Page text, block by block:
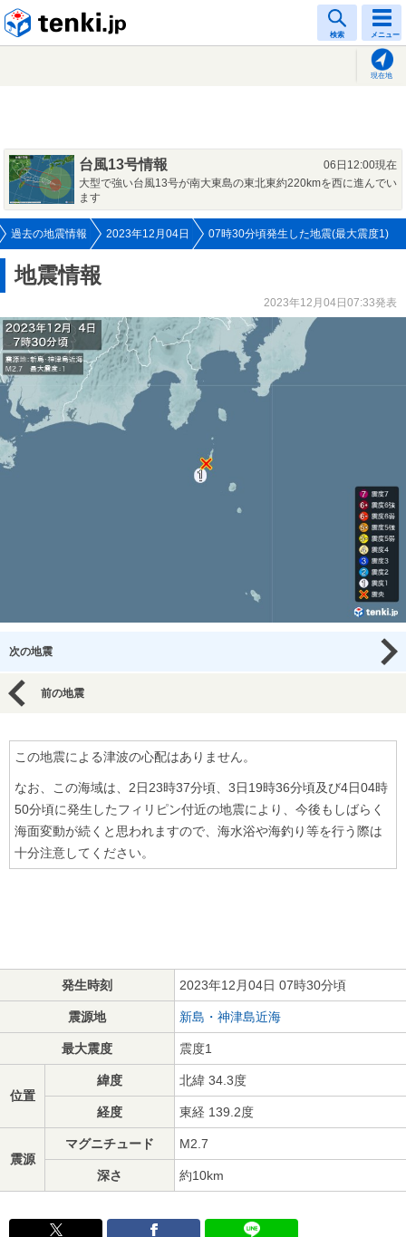
検索 メニュー
現在地
台風13号情報
06日12:00現在
大型で強い台風13号が南大東島の東北東約220kmを西に進んでい
ます
過去の地震情報 2023年12月04日 07時30分頃発生した地震(最大震度1)
地震情報
2023年12月04日07:33発表
次の地震
前の地震
この地震による津波の心配はありません。
なお、この海域は、2日23時37分頃、3日19時36分頃及び4日04時
50分頃に発生したフィリピン付近の地震により、今後もしばらく
海面変動が続くと思われますので、海水浴や海釣り等を行う際は
十分注意してください。
発生時刻 2023年12月04日 07時30分頃
震源地 新島・神津島近海
最大震度 震度1
位置
緯度 北緯 34.3度
経度 東経 139.2度
震源
マグニチュード M2.7
深さ 約10km